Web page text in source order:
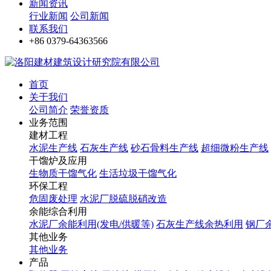
新闻资讯
行业新闻 公司新闻
联系我们
+86 0379-64363566
首页
关于我们
公司简介 荣誉资质
业务范围
建材工程
水泥生产线 石灰生产线 砂石骨料生产线 超细微粉生产线
干馏炉及应用
生物质干馏气化 生活垃圾干馏气化
环保工程
危固废处理 水泥厂脱硫脱硝改造
余能综合利用
水泥厂余能利用(发电/供暖等) 石灰生产线余热利用 钢厂
其他业务
其他业务
产品